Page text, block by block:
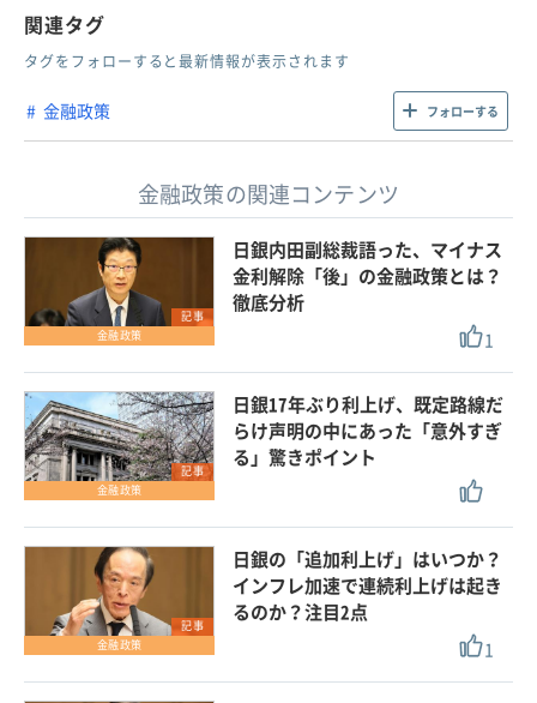
関連タグ
タグをフォローすると最新情報が表示されます
金融政策 フォローする
金融政策の関連コンテンツ
記事
金融政策
日銀内田副総裁語った、マイナス
金利解除「後」の金融政策とは？
徹底分析
1
記事
金融政策
日銀17年ぶり利上げ、既定路線だ
らけ声明の中にあった「意外すぎ
る」驚きポイント
記事
金融政策
日銀の「追加利上げ」はいつか？
インフレ加速で連続利上げは起き
るのか？注目2点
1